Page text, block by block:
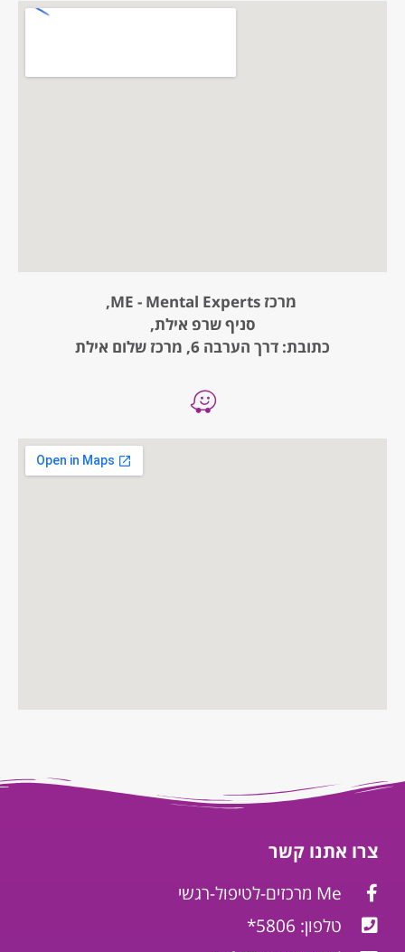
מרכז ME - Mental Experts,
סניף שרפ אילת,
כתובת: דרך הערבה 6, מרכז שלום אילת
צרו אתנו קשר
Me מרכזים-לטיפול-רגשי
טלפון: 5806*